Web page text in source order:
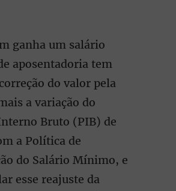
ganha um salário
aposentadoria tem
do valor pela
a variação do
Bruto (PIB) de
a Política de
do Salário Mínimo, e
esse reajuste da